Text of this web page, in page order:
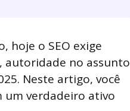
hoje o SEO exige
autoridade no assunto
Neste artigo, você
verdadeiro ativo